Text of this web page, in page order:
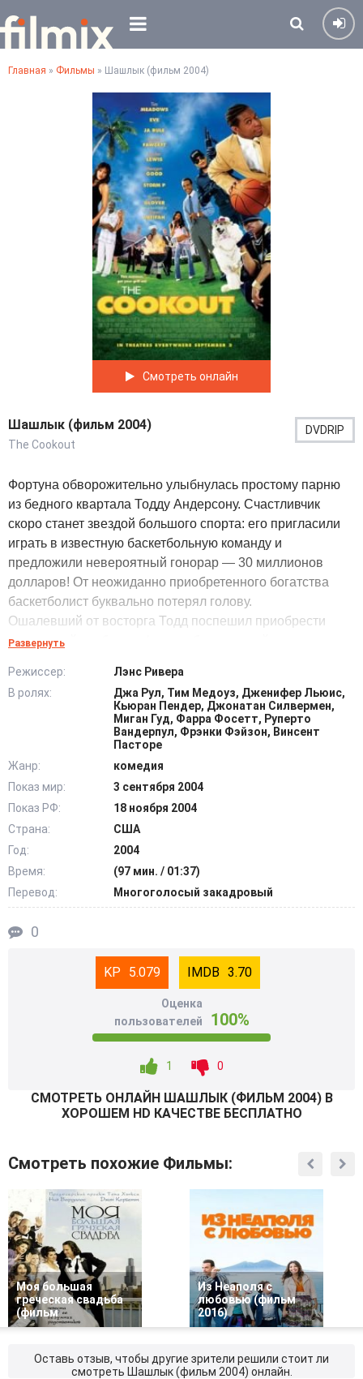
Главная » Фильмы » Шашлык (фильм 2004)
Смотреть онлайн
Шашлык (фильм 2004)
The Cookout
DVDRIP
Фортуна обворожительно улыбнулась простому парню
из бедного квартала Тодду Андерсону. Счастливчик
скоро станет звездой большого спорта: его пригласили
играть в известную баскетбольную команду и
предложили невероятный гонорар — 30 миллионов
долларов! От неожиданно приобретенного богатства
баскетболист буквально потерял голову.
Ошалевший от восторга Тодд поспешил приобрести
роскошный особняк в фешенебельном районе,
Праздновать новоселье он решает в кругу
многочисленных родственников и друзей, которых у него
множество, буквально целый квартал.
Приглашены все вместе и каждый в отдельности. И вот
безумных тетушек и дядюшек выкатывают мангалы во
двор, раздувают угли и не забывают включить музыку
погромче… @Filmix.fan
Развернуть
Режиссер:
Лэнс Ривера
В ролях:
Джа Рул, Тим Медоуз, Дженифер Льюис,
Кьюран Пендер, Джонатан Силвермен,
Миган Гуд, Фарра Фосетт, Руперто
Вандерпул, Фрэнки Фэйзон, Винсент
Пасторе
Жанр:
комедия
Показ мир:
3 сентября 2004
Показ РФ:
18 ноября 2004
Страна:
США
Год:
2004
Время:
(97 мин. / 01:37)
Перевод:
Многоголосый закадровый
0
5.079 3.70
Оценка
пользователей
100%
1 0
СМОТРEТЬ ОНЛАЙН ШАШЛЫК (ФИЛЬМ 2004) В
ХОРОШЕМ HD КАЧЕСТВЕ БЕСПЛАТНО
Смотреть похожие Фильмы:
Моя большая
греческая свадьба
(фильм
Из Неаполя с
любовью (фильм
2016)
Оставь отзыв, чтобы другие зрители решили стоит ли
смотреть Шашлык (фильм 2004) онлайн.